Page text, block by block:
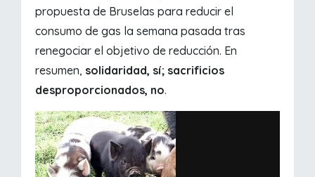
propuesta de Bruselas para reducir el
consumo de gas la semana pasada tras
renegociar el objetivo de reducción. En
resumen, solidaridad, sí; sacrificios
desproporcionados, no.